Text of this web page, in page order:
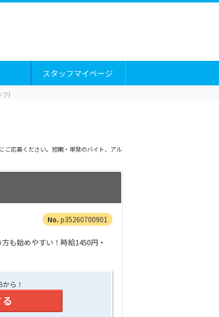
スタッフマイページ
フ)
ご応募ください。短期・単発のバイト、アル
p35260700901
も始めやすい！時給1450円・
ら！